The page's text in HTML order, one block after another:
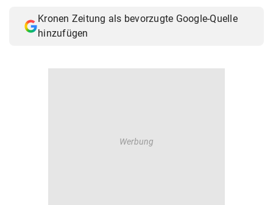
© Krone Multimedia GmbH & Co KG 2026
Muthgasse 2, 1190 Wien
Kronen Zeitung als bevorzugte Google-Quelle
hinzufügen